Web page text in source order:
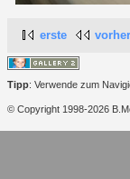
erste
Tipp: Verwende zum
© Copyright 1998-2026